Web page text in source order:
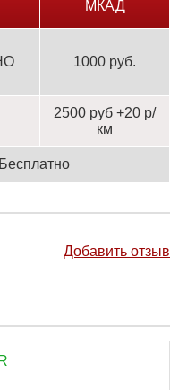
МКАД
1000 руб.
2500 руб +20 р/
км
Бесплатно
Добавить отзыв